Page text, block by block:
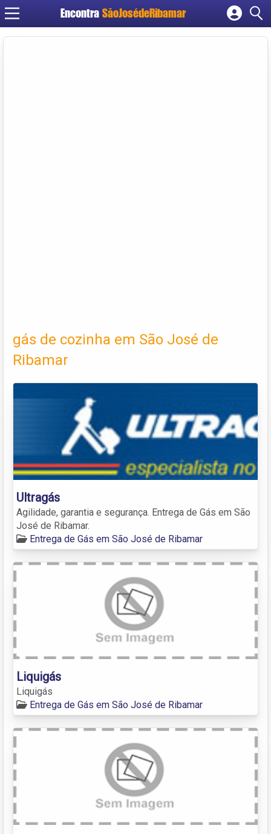
Encontra SãoJosédeRibamar
Cadastrar empresa
gás de cozinha em São José de
Ribamar
Ultragás
Agilidade, garantia e segurança. Entrega de Gás em São
José de Ribamar.
Entrega de Gás em São José de Ribamar
Liquigás
Liquigás
Entrega de Gás em São José de Ribamar